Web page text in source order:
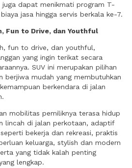
juga dapat menikmati program T-
jasa hingga servis berkala ke-7.
Fun to Drive, dan Youthful
fun to drive, dan youthful,
yang ingin terikat secara
SUV ini merupakan pilihan
berjiwa mudah yang membutuhkan
berkendara di jalan
mobilitas pemiliknya terasa hidup
lincah di jalan perkotaan, adaptif
bekerja dan rekreasi, praktis
keluarga, stylish dan modern
yang tidak kalah penting
lengkap.